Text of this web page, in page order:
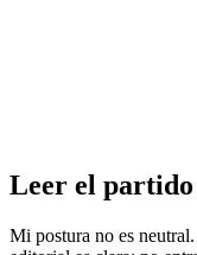
Leer el partido
Mi postura no es